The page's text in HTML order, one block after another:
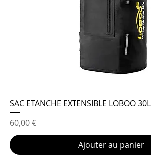
SAC ETANCHE EXTENSIBLE LOBOO 30L
Prix
60,00 €
Ajouter au panier